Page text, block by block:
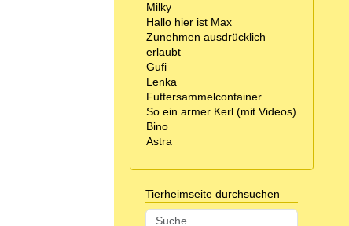
Milky
Hallo hier ist Max
Zunehmen ausdrücklich
erlaubt
Gufi
Lenka
Futtersammelcontainer
So ein armer Kerl (mit Videos)
Bino
Astra
Tierheimseite durchsuchen
Suchen